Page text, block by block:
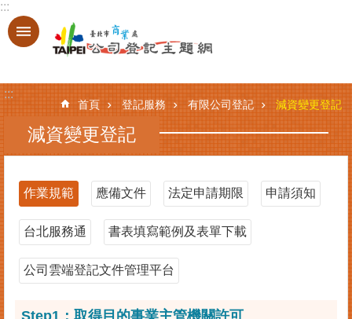
跳到主要內容區塊
進
搜
尋
記
服
務
本
資
:::
:::
首頁 登記服務 有限公司登記 減資變更登記
減資變更登記
作業規範 應備文件 法定申請期限 申請須知
台北服務通 書表填寫範例及表單下載
公司雲端登記文件管理平台
Step1：取得目的事業主管機關許可